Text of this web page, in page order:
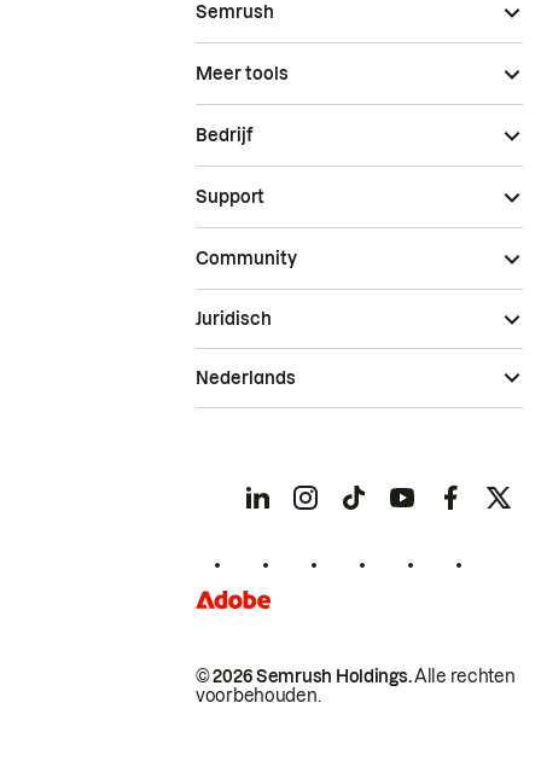
Semrush
Meer tools
Bedrijf
Support
Community
© 2026 Semrush Holdings.Alle rechten
voorbehouden.
Juridisch
Nederlands